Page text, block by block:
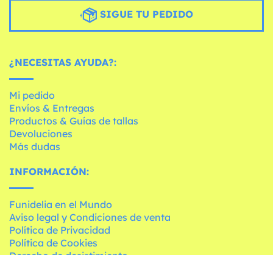
SIGUE TU PEDIDO
¿NECESITAS AYUDA?:
Mi pedido
Envíos & Entregas
Productos & Guías de tallas
Devoluciones
Más dudas
INFORMACIÓN:
Funidelia en el Mundo
Aviso legal y Condiciones de venta
Política de Privacidad
Política de Cookies